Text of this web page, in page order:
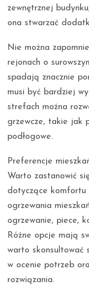
zewnętrznej
ona stwarzać
Nie można
rejonach o
spadają znacznie
musi być bardziej
strefach można
grzewcze, takie jak
podłogowe.
Preferencje
Warto zastanowić
dotyczące
ogrzewania
ogrzewanie, piece,
Różne opcje mają
warto skonsultować
w ocenie potrzeb
rozwiązania.